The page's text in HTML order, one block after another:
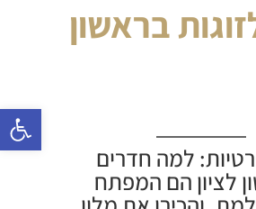
בראשון
למה חדרים
לציון הם המפתח